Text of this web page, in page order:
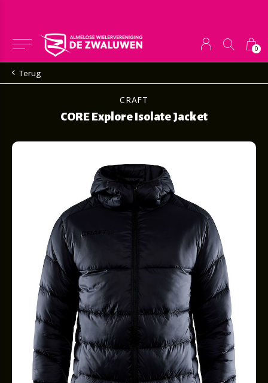
0
Terug
CRAFT
CORE Explore Isolate Jacket